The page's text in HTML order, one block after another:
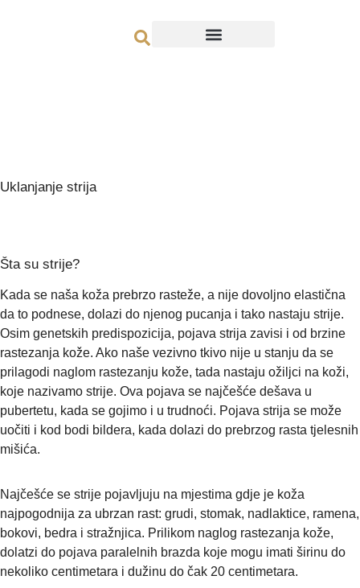
Uklanjanje strija
Šta su strije?
Kada se naša koža prebrzo rasteže, a nije dovoljno elastična
da to podnese, dolazi do njenog pucanja i tako nastaju strije.
Osim genetskih predispozicija, pojava strija zavisi i od brzine
rastezanja kože. Ako naše vezivno tkivo nije u stanju da se
prilagodi naglom rastezanju kože, tada nastaju ožiljci na koži,
koje nazivamo strije. Ova pojava se najčešće dešava u
pubertetu, kada se gojimo i u trudnoći. Pojava strija se može
uočiti i kod bodi bildera, kada dolazi do prebrzog rasta tjelesnih
mišića.
Najčešće se strije pojavljuju na mjestima gdje je koža
najpogodnija za ubrzan rast: grudi, stomak, nadlaktice, ramena,
bokovi, bedra i stražnjica. Prilikom naglog rastezanja kože,
dolatzi do pojava paralelnih brazda koje mogu imati širinu do
nekoliko centimetara i dužinu do čak 20 centimetara.